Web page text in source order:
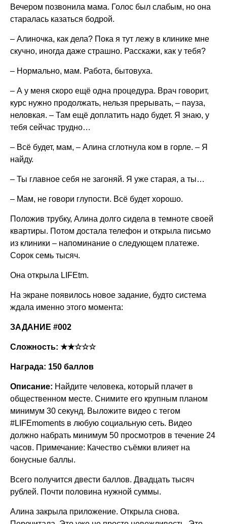
Вечером позвонила мама. Голос был слабым, но она
старалась казаться бодрой.
– Алиночка, как дела? Пока я тут лежу в клинике мне
скучно, иногда даже страшно. Расскажи, как у тебя?
– Нормально, мам. Работа, бытовуха.
– А у меня скоро ещё одна процедура. Врач говорит,
курс нужно продолжать, нельзя прерывать, – пауза,
неловкая. – Там ещё доплатить надо будет. Я знаю, у
тебя сейчас трудно…
– Всё будет, мам, – Алина сглотнула ком в горле. – Я
найду.
– Ты главное себя не загоняй. Я уже старая, а ты…
– Мам, не говори глупости. Всё будет хорошо.
Положив трубку, Алина долго сидела в темноте своей
квартиры. Потом достала телефон и открыла письмо
из клиники – напоминание о следующем платеже.
Сорок семь тысяч.
Она открыла LIFEtm.
На экране появилось новое задание, будто система
ждала именно этого момента:
ЗАДАНИЕ #002
Сложность: ★★☆☆☆
Награда: 150 баллов
Описание: Найдите человека, который плачет в
общественном месте. Снимите его крупным планом
минимум 30 секунд. Выложите видео с тегом
#LIFEmoments в любую социальную сеть. Видео
должно набрать минимум 50 просмотров в течение 24
часов. Примечание: Качество съёмки влияет на
бонусные баллы.
Всего получится двести баллов. Двадцать тысяч
рублей. Почти половина нужной суммы.
Алина закрыла приложение. Открыла снова.